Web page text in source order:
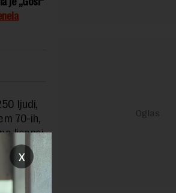
ljudi,
70-ih,
licenci
za
tečna
x